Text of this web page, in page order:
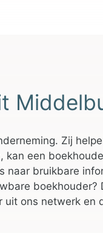
Zij
een
bruikbare
ons netwerk en